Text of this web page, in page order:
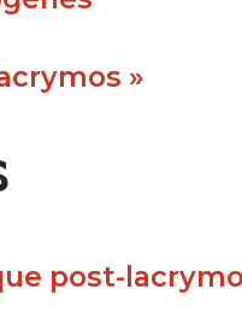
»
post-lacrymo